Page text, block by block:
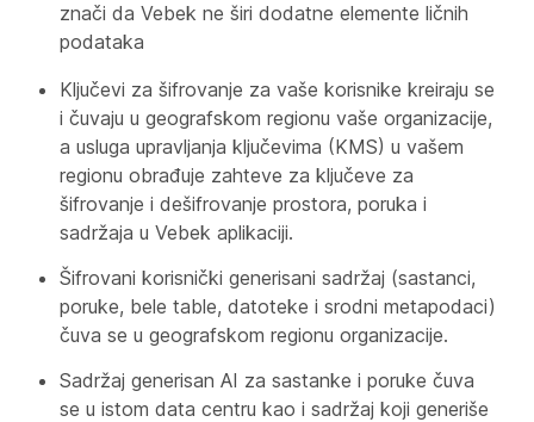
znači da Vebek ne širi dodatne elemente ličnih
podataka
Ključevi za šifrovanje za vaše korisnike kreiraju se
i čuvaju u geografskom regionu vaše organizacije,
a usluga upravljanja ključevima (KMS) u vašem
regionu obrađuje zahteve za ključeve za
šifrovanje i dešifrovanje prostora, poruka i
sadržaja u Vebek aplikaciji.
Šifrovani korisnički generisani sadržaj (sastanci,
poruke, bele table, datoteke i srodni metapodaci)
čuva se u geografskom regionu organizacije.
Sadržaj generisan AI za sastanke i poruke čuva
se u istom data centru kao i sadržaj koji generiše